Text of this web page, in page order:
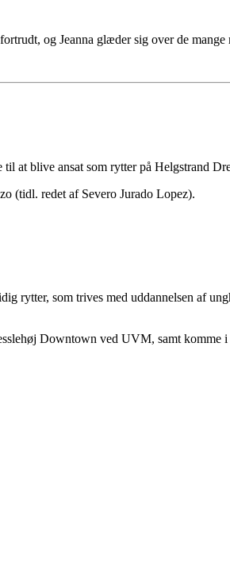
og Jeanna glæder sig over de
til at blive ansat som rytter på Helgstrand
(tidl. redet af Severo Jurado Lopez).
rytter, som trives med uddannelsen af
Downtown ved UVM, samt komme